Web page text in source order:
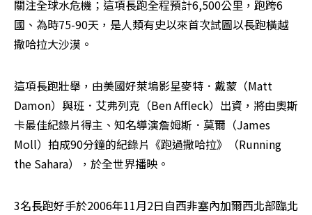
關注全球水危機；這項長跑全程預計6,500公里，跑跨6
國、為時75-90天，是人類有史以來首次試圖以長跑橫越
撒哈拉大沙漠。
這項長跑壯舉，由美國好萊塢影星麥特．戴蒙（Matt
Damon）與班．艾弗列克（Ben Affleck）出資，將由奧斯
卡最佳紀錄片得主、知名導演詹姆斯．莫爾（James
Moll）拍成90分鐘的紀錄片《跑過撒哈拉》（Running
the Sahara），於全世界播映。
3名長跑好手於2006年11月2日自西非塞內加爾西北部臨北